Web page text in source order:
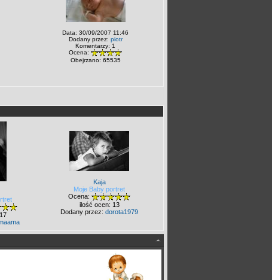
Data: 30/09/2007 11:46
Dodany przez: piotr
Komentarzy: 1
Ocena:
Obejrzano: 65535
Kaja
Moje Baby portret
Ocena:
ilość ocen: 13
Dodany przez: dorota1979